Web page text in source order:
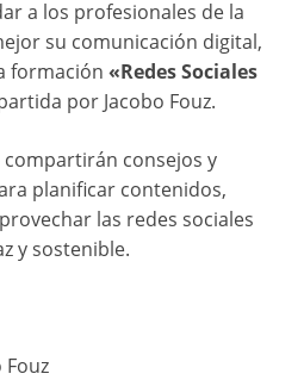
a los profesionales de la
su comunicación digital,
formación «Redes Sociales
por Jacobo Fouz.
consejos y
planificar contenidos,
las redes sociales
y sostenible.
Fouz